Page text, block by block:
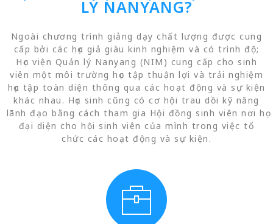
LÝ NANYANG?
Ngoài chương trình giảng dạy chất lượng được cung
cấp bởi các học giả giàu kinh nghiệm và có trình độ;
Học viện Quản lý Nanyang (NIM) cung cấp cho sinh
viên một môi trường học tập thuận lợi và trải nghiệm
học tập toàn diện thông qua các hoạt động và sự kiện
khác nhau. Học sinh cũng có cơ hội trau dồi kỹ năng
lãnh đạo bằng cách tham gia Hội đồng sinh viên nơi họ
đại diện cho hội sinh viên của mình trong việc tổ
chức các hoạt động và sự kiện.